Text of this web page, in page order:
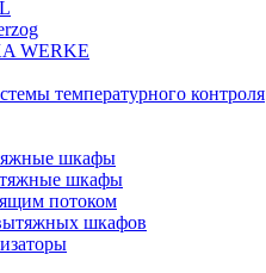
WERKE
температурного контроля
шкафы
шкафы
потоком
шкафов